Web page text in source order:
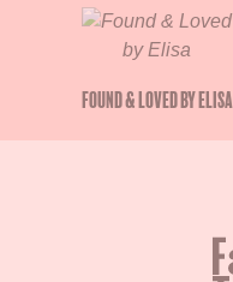
Found & Loved by Elisa